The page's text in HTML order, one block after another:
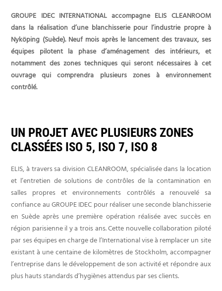
GROUPE IDEC INTERNATIONAL accompagne ELIS CLEANROOM
dans la réalisation d’une blanchisserie pour l’industrie propre à
Nyköping (Suède). Neuf mois après le lancement des travaux, ses
équipes pilotent la phase d’aménagement des intérieurs, et
notamment des zones techniques qui seront nécessaires à cet
ouvrage qui comprendra plusieurs zones à environnement
contrôlé.
UN PROJET AVEC PLUSIEURS ZONES
CLASSÉES ISO 5, ISO 7, ISO 8
ELIS, à travers sa division CLEANROOM, spécialisée dans la location
et l’entretien de solutions de contrôles de la contamination en
salles propres et environnements contrôlés a renouvelé sa
confiance au GROUPE IDEC pour réaliser une seconde blanchisserie
en Suède après une première opération réalisée avec succès en
région parisienne il y a trois ans. Cette nouvelle collaboration piloté
par ses équipes en charge de l’International vise à remplacer un site
existant à une centaine de kilomètres de Stockholm, accompagner
l’entreprise dans le développement de son activité et répondre aux
plus hauts standards d’hygiènes attendus par ses clients.